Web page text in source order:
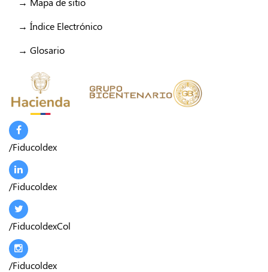
→ Índice Electrónico
→ Glosario
/Fiducoldex
/Fiducoldex
/FiducoldexCol
/Fiducoldex